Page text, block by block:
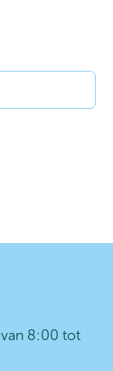
8:00 tot